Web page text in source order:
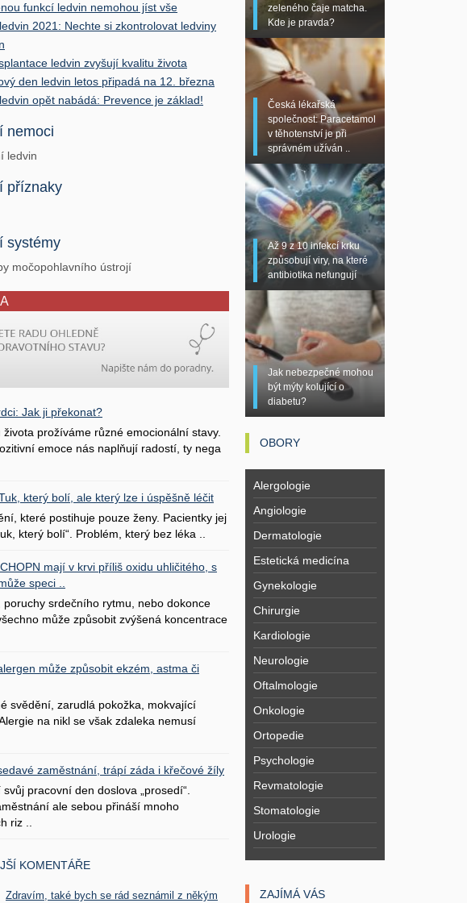
funkcí ledvin nemohou jíst vše
2021: Nechte si zkontrolovat ledviny
ledvin zvyšují kvalitu života
den ledvin letos připadá na 12. března
opět nabádá: Prevence je základ!
nemoci
ledvin
příznaky
systémy
močopohlavního ústrojí
Jak ji překonat?
života prožíváme různé emocionální stavy.
emoce nás naplňují radostí, ty nega
který bolí, ale který lze i úspěšně léčit
které postihuje pouze ženy. Pacientky jej
který bolí“. Problém, který bez léka ..
mají v krvi příliš oxidu uhličitého, s
speci ..
poruchy srdečního rytmu, nebo dokonce
může způsobit zvýšená koncentrace
může způsobit ekzém, astma či
svědění, zarudlá pokožka, mokvající
na nikl se však zdaleka nemusí
zaměstnání, trápí záda i křečové žíly
pracovní den doslova „prosedí“.
ale sebou přináší mnoho
riz ..
KOMENTÁŘE
Zdravím, také bych se rád seznámil z někým
zeleného čaje matcha.
Kde je pravda?
Česká lékařská
společnost: Paracetamol
v těhotenství je při
správném užíván ..
Až 9 z 10 infekcí krku
způsobují viry, na které
antibiotika nefungují
Jak nebezpečné mohou
být mýty kolující o
diabetu?
OBORY
Alergologie
Angiologie
Dermatologie
Estetická medicína
Gynekologie
Chirurgie
Kardiologie
Neurologie
Oftalmologie
Onkologie
Ortopedie
Psychologie
Revmatologie
Stomatologie
Urologie
ZAJÍMÁ VÁS